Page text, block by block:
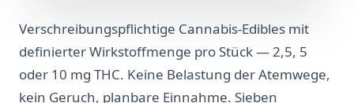
Verschreibungspflichtige Cannabis-Edibles mit
definierter Wirkstoffmenge pro Stück — 2,5, 5
oder 10 mg THC. Keine Belastung der Atemwege,
kein Geruch, planbare Einnahme. Sieben